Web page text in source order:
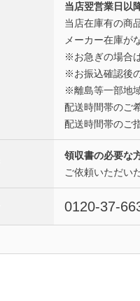
当店翌営業日以
当店在庫有の商
メーカー在庫が
※お急ぎの場合
※お振込確認後
※離島等一部地
配送時間帯のご
配送時間帯のご
領収書の必要な
ご依頼いただい
0120-37-